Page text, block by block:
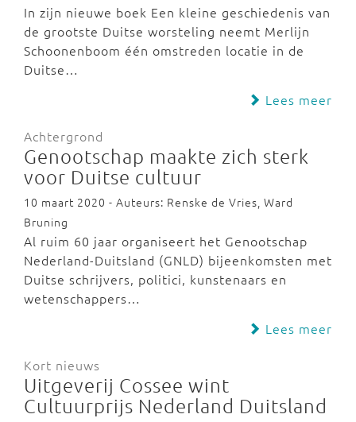
In zijn nieuwe boek Een kleine geschiedenis van
de grootste Duitse worsteling neemt Merlijn
Schoonenboom één omstreden locatie in de
Duitse…
Lees meer
Achtergrond
Genootschap maakte zich sterk
voor Duitse cultuur
10 maart 2020 - Auteurs: Renske de Vries, Ward
Bruning
Al ruim 60 jaar organiseert het Genootschap
Nederland-Duitsland (GNLD) bijeenkomsten met
Duitse schrijvers, politici, kunstenaars en
wetenschappers…
Lees meer
Kort nieuws
Uitgeverij Cossee wint
Cultuurprijs Nederland Duitsland